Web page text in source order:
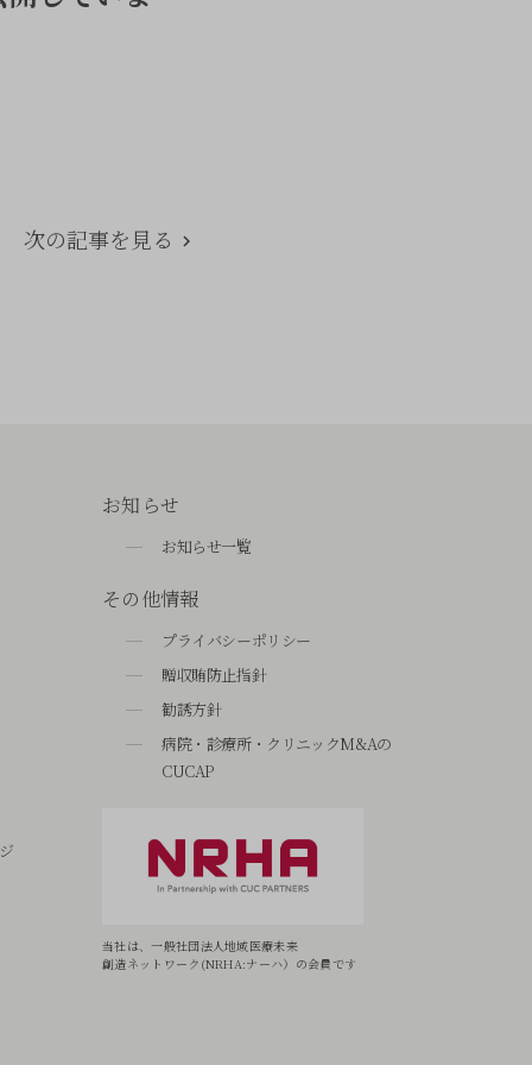
次の記事を見る
お知らせ
お知らせ一覧
その他情報
プライバシーポリシー
贈収賄防止指針
勧誘方針
病院・診療所・クリニックM&Aの
CUCAP
当社は、一般社団法人地域医療未来
創造ネットワーク(NRHA:ナーハ）の会員です